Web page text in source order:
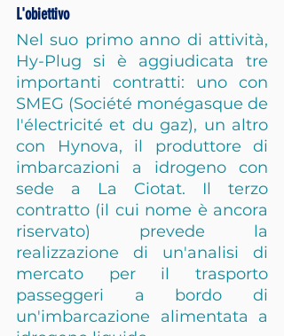
L'obiettivo
Nel suo primo anno di attività,
Hy-Plug si è aggiudicata tre
importanti contratti: uno con
SMEG (Société monégasque de
l'électricité et du gaz), un altro
con Hynova, il produttore di
imbarcazioni a idrogeno con
sede a La Ciotat. Il terzo
contratto (il cui nome è ancora
riservato) prevede la
realizzazione di un'analisi di
mercato per il trasporto
passeggeri a bordo di
un'imbarcazione alimentata a